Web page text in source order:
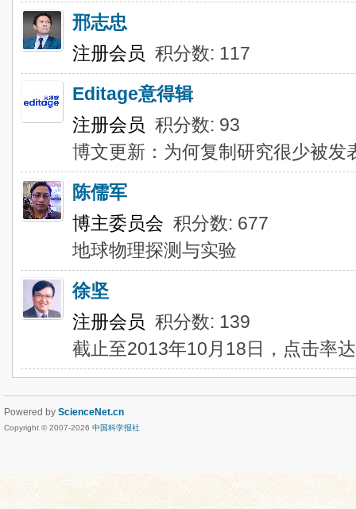
邢志忠
注册会员 积分数: 117
Editage意得辑
注册会员 积分数: 93
博文更新：为何复制研究很少被发
陈儒军
博主委员会 积分数: 677
地球物理探测与实验
徐坚
注册会员 积分数: 139
截止至2013年10月18日，点击率
Powered by ScienceNet.cn
Copyright © 2007-2026 中国科学报社